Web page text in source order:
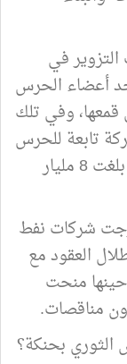
التزوير في
أعضاء الحرس
قمعها، وفي تلك
تابعة للحرس
شركة اتصالات مملوكة للدولة في صفقة بلغت 8 مليار
شركات نفط
العقود مع
منحت
مناقصات.
الثوري بحنكة؟